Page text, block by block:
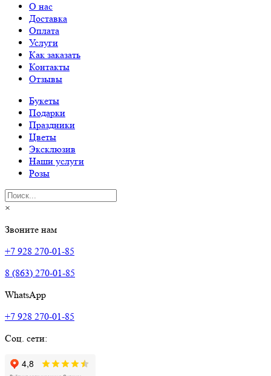
О нас
Доставка
Оплата
Услуги
Как заказать
Контакты
Отзывы
Букеты
Подарки
Праздники
Цветы
Эксклюзив
Наши услуги
Розы
×
Звоните нам
+7 928 270-01-85
8 (863) 270-01-85
WhatsApp
+7 928 270-01-85
Соц. сети: